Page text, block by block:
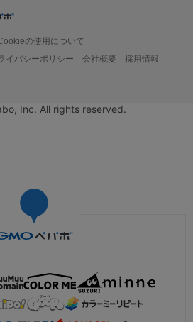
の使用について
イバシーポリシー 会社概要
採用情報
Inc. All rights reserved.